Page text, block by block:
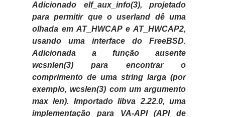
Adicionado elf_aux_info(3), projetado
para permitir que o userland dê uma
olhada em AT_HWCAP e AT_HWCAP2,
usando uma interface do FreeBSD.
Adicionada a função ausente
wcsnlen(3) para encontrar o
comprimento de uma string larga (por
exemplo, wcslen(3) com um argumento
max len). Importado libva 2.22.0, uma
implementação para VA-API (API de